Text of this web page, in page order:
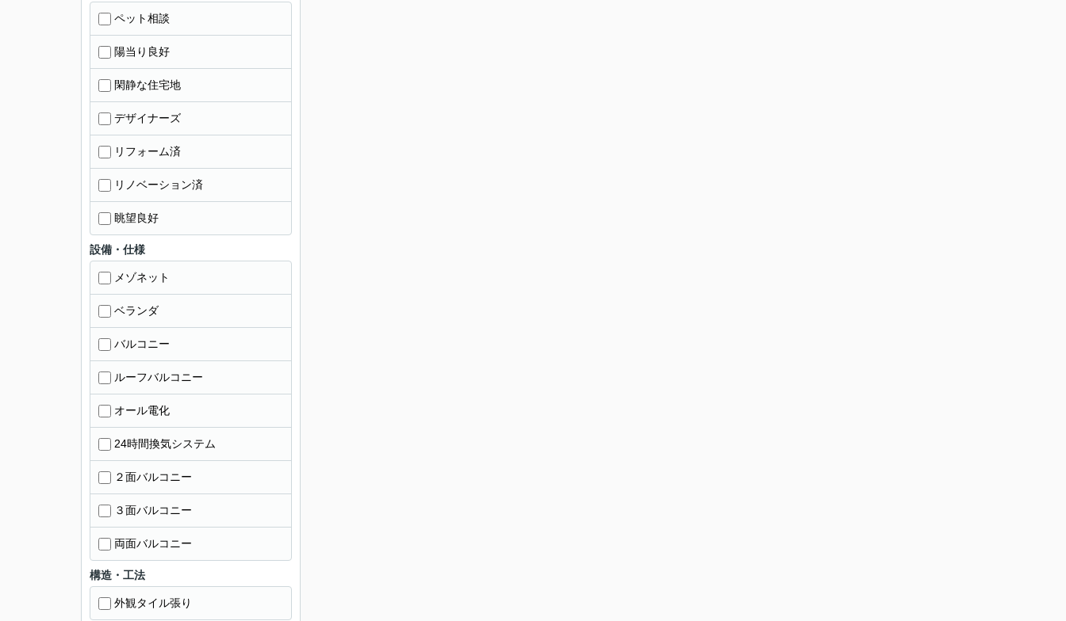
ペット相談
陽当り良好
閑静な住宅地
デザイナーズ
リフォーム済
リノベーション済
眺望良好
設備・仕様
メゾネット
ベランダ
バルコニー
ルーフバルコニー
オール電化
24時間換気システム
２面バルコニー
３面バルコニー
両面バルコニー
構造・工法
外観タイル張り